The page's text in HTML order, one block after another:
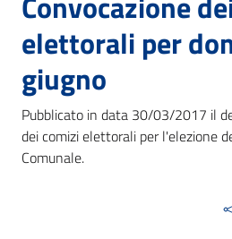
elettorali per
giugno
Pubblicato in data 30/03/2017 il
dei comizi elettorali per l'elezione
Comunale.